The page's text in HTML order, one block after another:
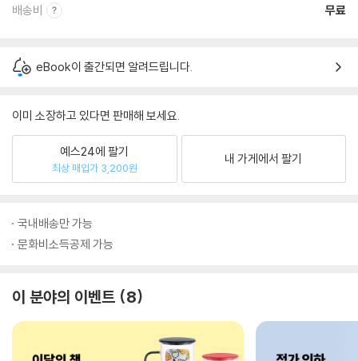
배송비 무료
eBook이 출간되면 알려드립니다.
이미 소장하고 있다면 판매해 보세요.
예스24에 팔기
최상 매입가 3,200원
내 가게에서 팔기
국내배송만 가능
문화비소득공제 가능
이 분야의 이벤트 8